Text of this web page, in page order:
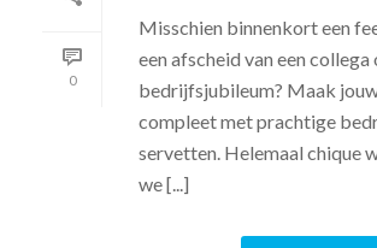
0
Misschien binnenkort een
een afscheid van een collega
bedrijfsjubileum? Maak
compleet met prachtige
servetten. Helemaal chique
we [...]